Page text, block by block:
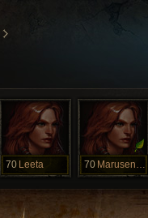
70 Leeta 70 Marusenka